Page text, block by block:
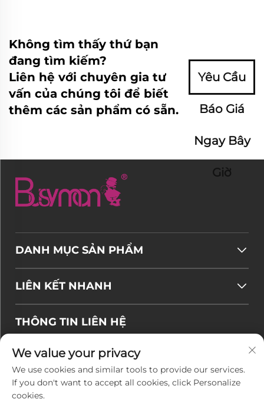
Không tìm thấy thứ bạn
đang tìm kiếm?
Liên hệ với chuyên gia tư
vấn của chúng tôi để biết
thêm các sản phẩm có sẵn.
Yêu Cầu
Báo Giá
Ngay Bây
Giờ
DANH MỤC SẢN PHẨM
LIÊN KẾT NHANH
THÔNG TIN LIÊN HỆ
Email:
[email protected]
Điện thoại: +86-177 7875 6567
Office add : Số 128-8 Đường Taihangshan, Khu
phát triển kinh tế Rudong, Thị trấn Juegang,
We value your privacy
We use cookies and similar tools to provide our services.
If you don't want to accept all cookies, click Personalize
cookies.